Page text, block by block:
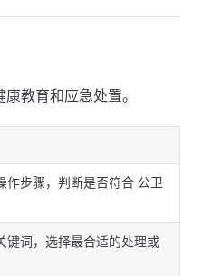
教育和应急处置。
作步骤，判断是否符合 公卫
键词，选择最合适的处理或